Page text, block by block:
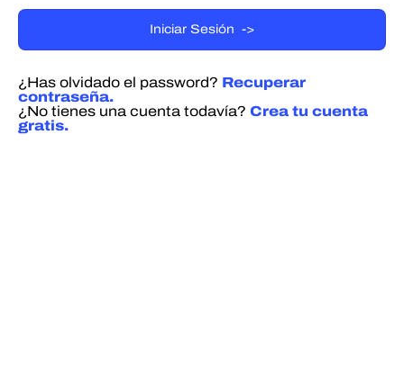
¿Has olvidado el password? Recuperar
contraseña.
¿No tienes una cuenta todavía? Crea tu cuenta
gratis.